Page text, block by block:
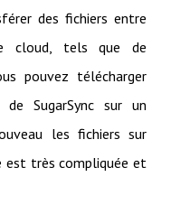
des fichiers entre
cloud, tels que de
pouvez télécharger
SugarSync sur un
les fichiers sur
est très compliquée et